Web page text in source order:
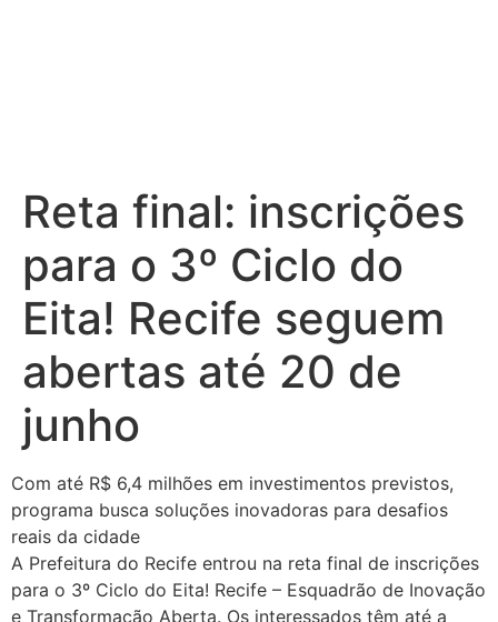
Reta final: inscrições
para o 3º Ciclo do
Eita! Recife seguem
abertas até 20 de
junho
Com até R$ 6,4 milhões em investimentos previstos,
programa busca soluções inovadoras para desafios
reais da cidade
A Prefeitura do Recife entrou na reta final de inscrições
para o 3º Ciclo do Eita! Recife – Esquadrão de Inovação
e Transformação Aberta. Os interessados têm até a